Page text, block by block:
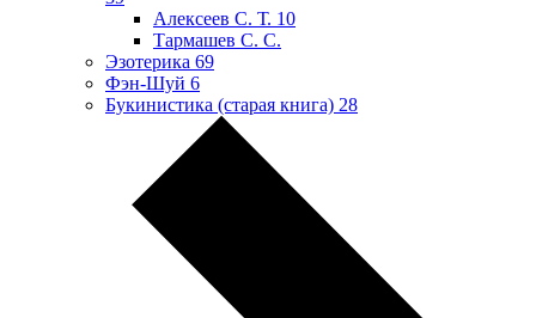
Алексеев С. Т. 10
Тармашев С. С.
Эзотерика 69
Фэн-Шуй 6
Букинистика (старая книга) 28